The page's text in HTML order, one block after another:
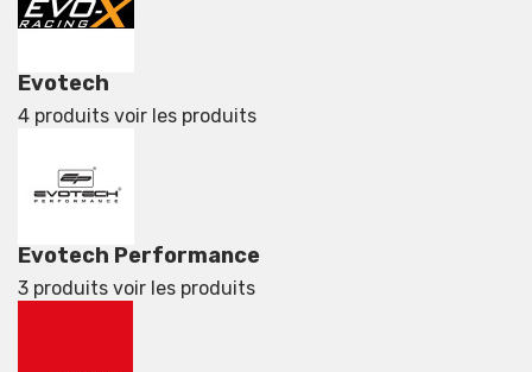
Evotech
4 produits voir les produits
Evotech Performance
3 produits voir les produits